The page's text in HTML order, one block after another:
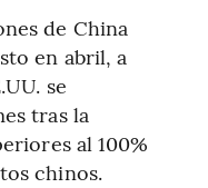
de China
en abril, a
se
tras la
al 100%
chinos.